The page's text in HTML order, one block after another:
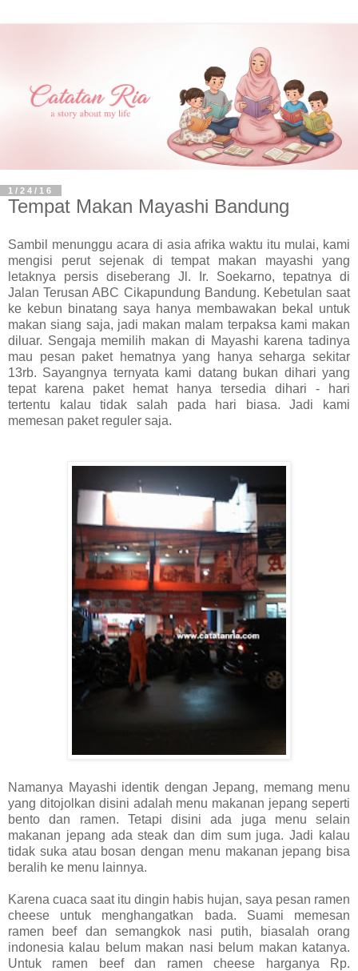
1/24/16
Tempat Makan Mayashi Bandung
Sambil menunggu acara di asia afrika waktu itu mulai, kami
mengisi perut sejenak di tempat makan mayashi yang
letaknya persis diseberang Jl. Ir. Soekarno, tepatnya di
Jalan Terusan ABC Cikapundung Bandung. Kebetulan saat
ke kebun binatang saya hanya membawakan bekal untuk
makan siang saja, jadi makan malam terpaksa kami makan
diluar. Sengaja memilih makan di Mayashi karena tadinya
mau pesan paket hematnya yang hanya seharga sekitar
13rb. Sayangnya ternyata kami datang bukan dihari yang
tepat karena paket hemat hanya tersedia dihari - hari
tertentu kalau tidak salah pada hari biasa. Jadi kami
memesan paket reguler saja.
Namanya Mayashi identik dengan Jepang, memang menu
yang ditojolkan disini adalah menu makanan jepang seperti
bento dan ramen. Tetapi disini ada juga menu selain
makanan jepang ada steak dan dim sum juga. Jadi kalau
tidak suka atau bosan dengan menu makanan jepang bisa
beralih ke menu lainnya.
Karena cuaca saat itu dingin habis hujan, saya pesan ramen
cheese untuk menghangatkan bada. Suami memesan
ramen beef dan semangkok nasi putih, biasalah orang
indonesia kalau belum makan nasi belum makan katanya.
Untuk ramen beef dan ramen cheese harganya Rp.